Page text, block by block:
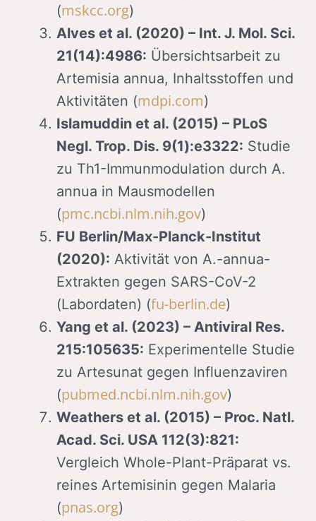
(mskcc.org)
Alves et al. (2020) – Int. J. Mol. Sci.
21(14):4986: Übersichtsarbeit zu
Artemisia annua, Inhaltsstoffen und
Aktivitäten (mdpi.com)
Islamuddin et al. (2015) – PLoS
Negl. Trop. Dis. 9(1):e3322: Studie
zu Th1-Immunmodulation durch A.
annua in Mausmodellen
(pmc.ncbi.nlm.nih.gov)
FU Berlin/Max-Planck-Institut
(2020): Aktivität von A.-annua-
Extrakten gegen SARS-CoV-2
(Labordaten) (fu-berlin.de)
Yang et al. (2023) – Antiviral Res.
215:105635: Experimentelle Studie
zu Artesunat gegen Influenzaviren
(pubmed.ncbi.nlm.nih.gov)
Weathers et al. (2015) – Proc. Natl.
Acad. Sci. USA 112(3):821:
Vergleich Whole-Plant-Präparat vs.
reines Artemisinin gegen Malaria
(pnas.org)